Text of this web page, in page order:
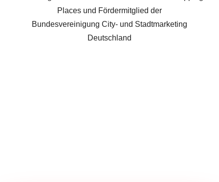
Places und Fördermitglied der
Bundesvereinigung City- und Stadtmarketing
Deutschland